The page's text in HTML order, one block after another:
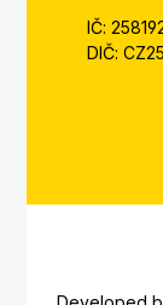
IČ:
DIČ: